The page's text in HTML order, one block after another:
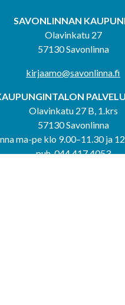
SAVONLINNAN
Olavinkatu 27
57130 Savonlinna
kirjaamo@savonlinna.fi
Olavinkatu 27 B, 1.krs
57130 Savonlinna
ma-pe klo 9.00–11.30 ja
puh. 044 417 4053